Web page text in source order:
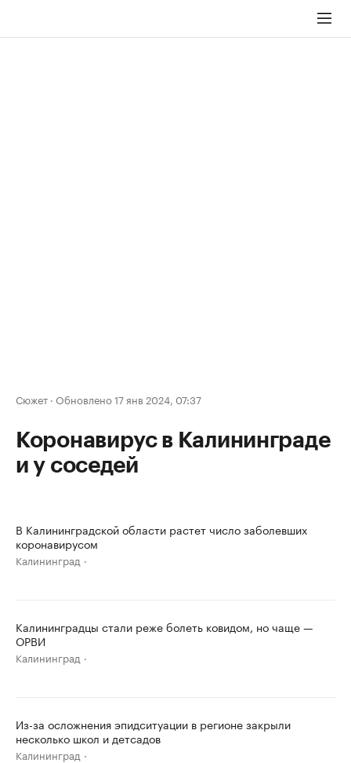
Сюжет · Обновлено 17 янв 2024, 07:37
Коронавирус в Калининграде
и у соседей
В Калининградской области растет число заболевших
коронавирусом
Калининград
Калининградцы стали реже болеть ковидом, но чаще —
ОРВИ
Калининград
Из-за осложнения эпидситуации в регионе закрыли
несколько школ и детсадов
Калининград